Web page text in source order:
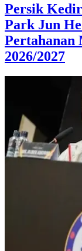
Persik
Park Jun
Pertahanan
2026/2027